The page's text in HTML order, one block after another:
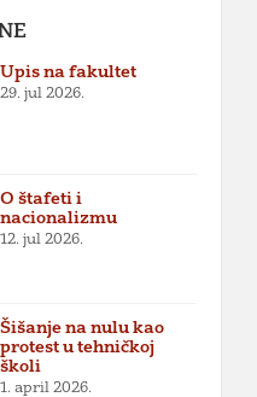
Upis na fakultet
29. jul 2026.
O štafeti i
nacionalizmu
12. jul 2026.
Šišanje na nulu kao
protest u tehničkoj
školi
1. april 2026.